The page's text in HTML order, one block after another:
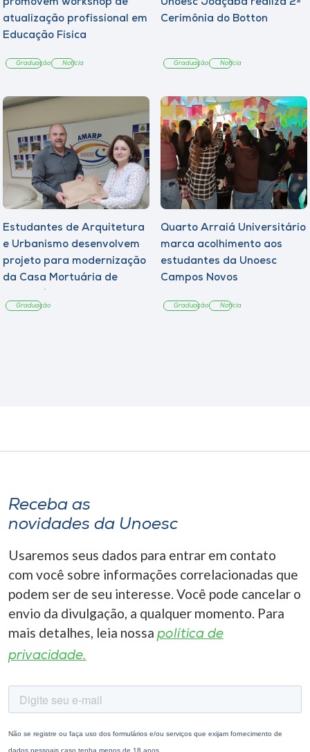
promovem workshop de
atualização profissional em
Educação Física
Graduação Notícia
Unoesc Joaçaba realiza 2ª
Cerimônia do Botton
Graduação Notícia
Estudantes de Arquitetura
e Urbanismo desenvolvem
projeto para modernização
da Casa Mortuária de
Graduação
Quarto Arraiá Universitário
marca acolhimento aos
estudantes da Unoesc
Campos Novos
Graduação Notícia
Receba as
novidades da Unoesc
Usaremos seus dados para entrar em contato
com você sobre informações correlacionadas que
podem ser de seu interesse. Você pode cancelar o
envio da divulgação, a qualquer momento. Para
mais detalhes, leia nossa política de
privacidade.